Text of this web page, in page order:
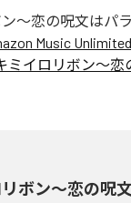
〜恋の呪文はパ
Music Unlimited
ミイロリボン〜恋
ボン〜恋の呪